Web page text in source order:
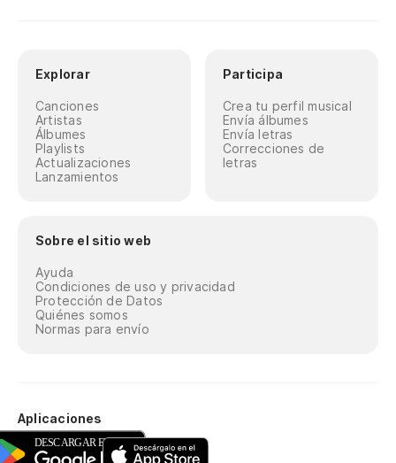
Explorar
Canciones
Artistas
Álbumes
Playlists
Actualizaciones
Lanzamientos
Participa
Crea tu perfil musical
Envía álbumes
Envía letras
Correcciones de
letras
Sobre el sitio web
Ayuda
Condiciones de uso y privacidad
Protección de Datos
Quiénes somos
Normas para envío
Aplicaciones